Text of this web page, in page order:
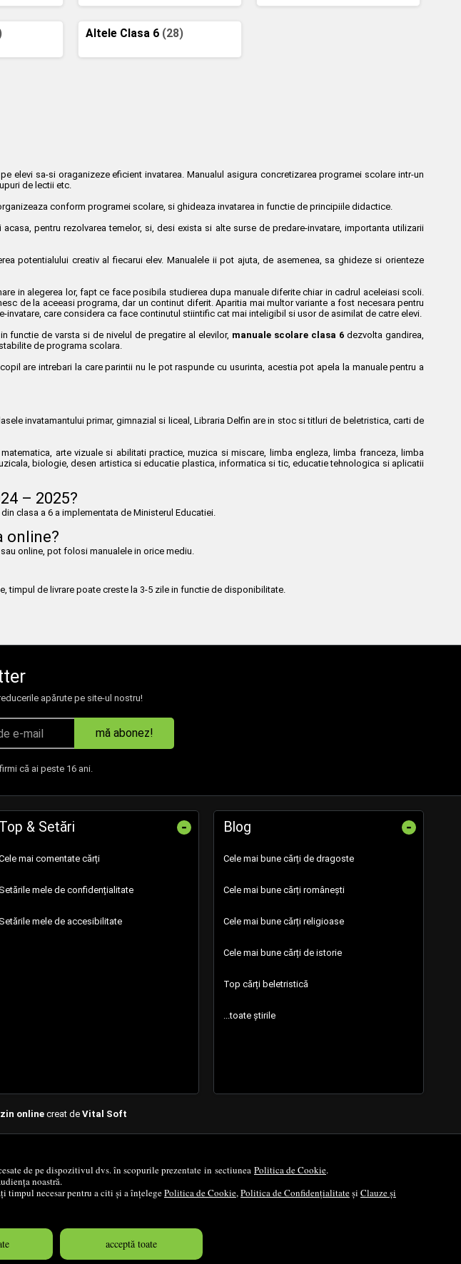
de pe dispozitivul dvs. în scopurile prezentate in sectiunea Politica de Cookie.
noastră.
timpul necesar pentru a citi și a înțelegePolitica de Cookie,Politica de Confidențialitateși Clauze și
acceptă toate
Altele Clasa 6 (28)
sa-si oraganizeze eficient invatarea. Manualul asigura concretizarea programei scolare intr-un
de lectii etc.
conform programei scolare, si ghideaza invatarea in functie de principiile didactice.
pentru rezolvarea temelor, si, desi exista si alte surse de predare-invatare, importanta utilizarii
potentialului creativ al fiecarui elev. Manualele ii pot ajuta, de asemenea, sa ghideze si orienteze
in alegerea lor, fapt ce face posibila studierea dupa manuale diferite chiar in cadrul aceleiasi scoli.
de la aceeasi programa, dar un continut diferit. Aparitia mai multor variante a fost necesara pentru
care considera ca face continutul stiintific cat mai inteligibil si usor de asimilat de catre elevi.
functie de varsta si de nivelul de pregatire al elevilor, manuale scolare clasa 6 dezvolta gandirea,
de programa scolara.
are intrebari la care parintii nu le pot raspunde cu usurinta, acestia pot apela la manuale pentru a
invatamantului primar, gimnazial si liceal, Libraria Delfin are in stoc si titluri de beletristica, carti de
arte vizuale si abilitati practice, muzica si miscare, limba engleza, limba franceza, limba
biologie, desen artistica si educatie plastica, informatica si tic, educatie tehnologica si aplicatii
– 2025?
clasa a 6 a implementata de Ministerul Educatiei.
online?
online, pot folosi manualele in orice mediu.
timpul de livrare poate creste la 3-5 zile in functie de disponibilitate.
apărute pe site-ul nostru!
mă abonez!
că ai peste 16 ani.
Top & Setări -
mai comentate cărți
mele de confidențialitate
mele de accesibilitate
Blog -
Cele mai bune cărți de dragoste
Cele mai bune cărți românești
Cele mai bune cărți religioase
Cele mai bune cărți de istorie
Top cărți beletristică
...toate știrile
onlinecreat de Vital Soft